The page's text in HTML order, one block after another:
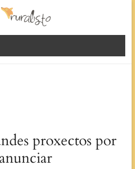
rural
proxectos por
anunciar